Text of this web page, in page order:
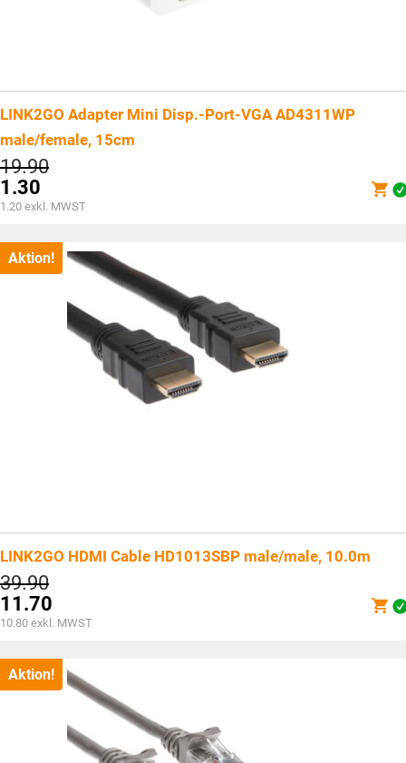
LINK2GO Adapter Mini Disp.-Port-VGA AD4311WP
male/female, 15cm
19.90Ursprünglicher
war:
CHF19.90
1.30
Aktueller
ist:
CHF1.30.
1.20 exkl. MWST
Aktion!
LINK2GO HDMI Cable HD1013SBP male/male, 10.0m
39.90Ursprünglicher
Preis
war:
CHF39.90
11.70
Aktueller
ist:
CHF11.70.
10.80 exkl. MWST
Aktion!